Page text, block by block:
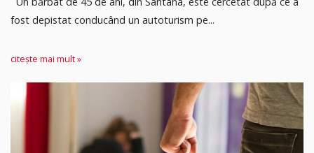
fost depistat conducând un autoturism pe...
citește mai mult »